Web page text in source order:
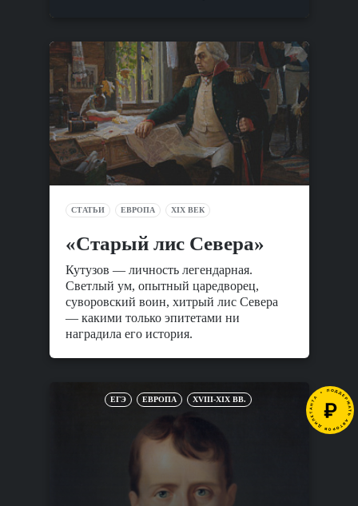
СТАТЬИ ЕВРОПА XIX ВЕК
«Старый лис Севера»
Кутузов — личность легендарная.
Светлый ум, опытный царедворец,
суворовский воин, хитрый лис Севера
— какими только эпитетами ни
наградила его история.
ЕГЭ ЕВРОПА XVIII-XIX ВВ.